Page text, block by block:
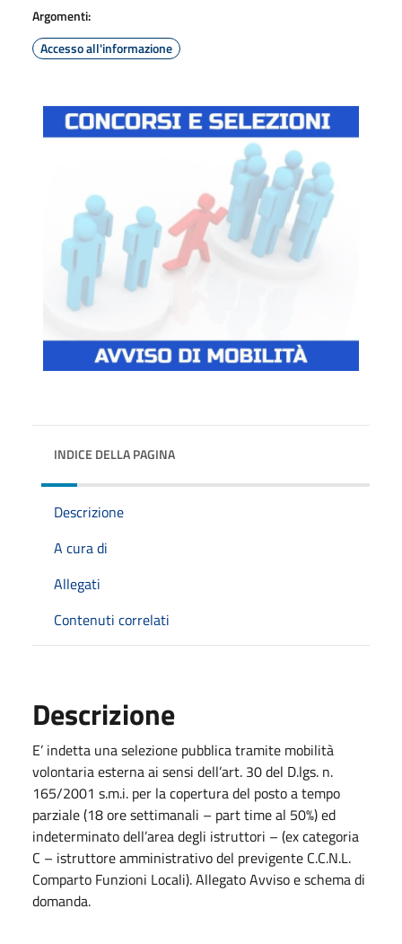
Argomenti:
Accesso all'informazione
INDICE DELLA PAGINA
Descrizione
A cura di
Allegati
Contenuti correlati
Descrizione
E’ indetta una selezione pubblica tramite mobilità
volontaria esterna ai sensi dell’art. 30 del D.lgs. n.
165/2001 s.m.i. per la copertura del posto a tempo
parziale (18 ore settimanali – part time al 50%) ed
indeterminato dell’area degli istruttori – (ex categoria
C – istruttore amministrativo del previgente C.C.N.L.
Comparto Funzioni Locali). Allegato Avviso e schema di
domanda.